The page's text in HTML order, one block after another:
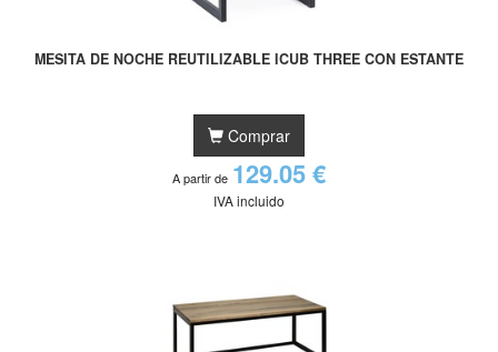
MESITA DE NOCHE REUTILIZABLE ICUB THREE CON ESTANTE
Comprar
A partir de 129.05 €
IVA incluido